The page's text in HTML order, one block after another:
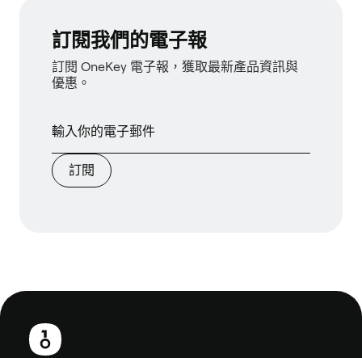
訂閱我們的電子報
訂閱 OneKey 電子報，獲取最新產品資訊與
優惠。
訂閱
頁